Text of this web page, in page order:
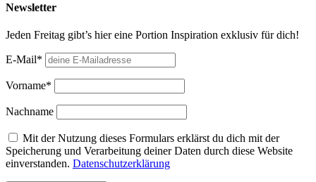
Newsletter
Jeden Freitag gibt’s hier eine Portion Inspiration exklusiv für dich!
E-Mail*
Vorname*
Nachname
Mit der Nutzung dieses Formulars erklärst du dich mit der
Speicherung und Verarbeitung deiner Daten durch diese Website
einverstanden. Datenschutzerklärung